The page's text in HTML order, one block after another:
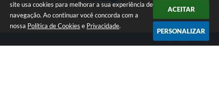
site usa cookies para melhorar a sua experiência de
navegação. Ao continuar você concorda com a
nossa Política de Cookies e Privacidade.
ACEITAR
PERSONALIZAR